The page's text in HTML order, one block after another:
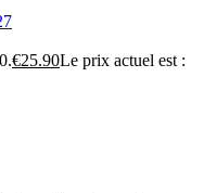
€25.90Le prix actuel est :